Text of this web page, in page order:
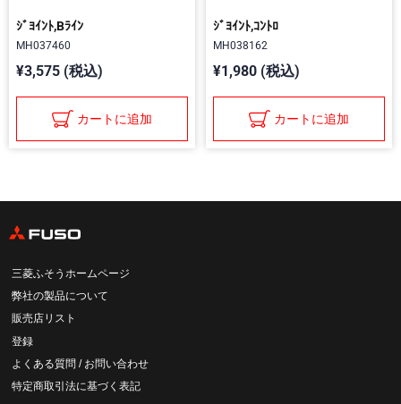
ｼﾞﾖｲﾝﾄ,Bﾗｲﾝ
MH037460
¥3,575 (税込)
カートに追加
ｼﾞﾖｲﾝﾄ,ｺﾝﾄﾛ
MH038162
¥1,980 (税込)
カートに追加
三菱ふそうホームページ
弊社の製品について
販売店リスト
登録
よくある質問 / お問い合わせ
特定商取引法に基づく表記